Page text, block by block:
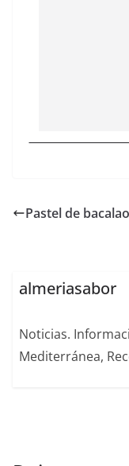
Pastel de
almeriasabor
Noticias.
Mediterránea,